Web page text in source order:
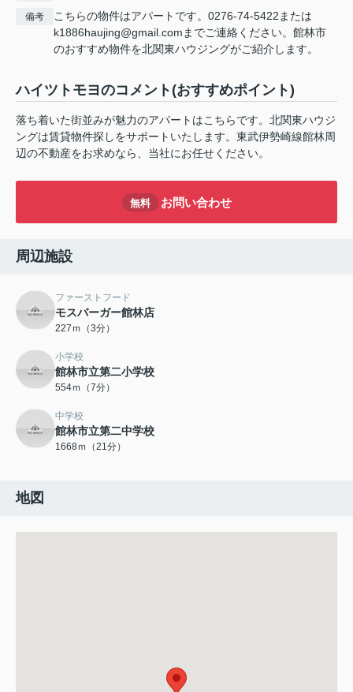
備考
こちらの物件はアパートです。0276-74-5422または
k1886haujing@gmail.comまでご連絡ください。館林市
のおすすめ物件を北関東ハウジングがご紹介します。
ハイツトモヨのコメント(おすすめポイント)
落ち着いた街並みが魅力のアパートはこちらです。北関東ハウジ
ングは賃貸物件探しをサポートいたします。東武伊勢崎線館林周
辺の不動産をお求めなら、当社にお任せください。
無料 お問い合わせ
周辺施設
ファーストフード
モスバーガー館林店
227ｍ（3分）
小学校
館林市立第二小学校
554ｍ（7分）
中学校
館林市立第二中学校
1668ｍ（21分）
地図